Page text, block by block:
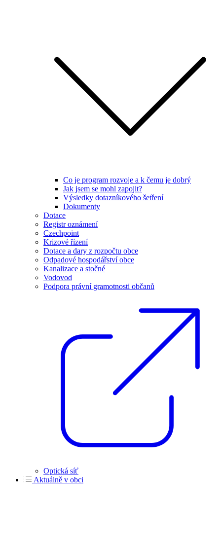
Co je program rozvoje a k čemu je dobrý
Jak jsem se mohl zapojit?
Výsledky dotazníkového šetření
Dokumenty
Dotace
Registr oznámení
Czechpoint
Krizové řízení
Dotace a dary z rozpočtu obce
Odpadové hospodářství obce
Kanalizace a stočné
Vodovod
Podpora právní gramotnosti občanů
Optická síť
Aktuálně v obci